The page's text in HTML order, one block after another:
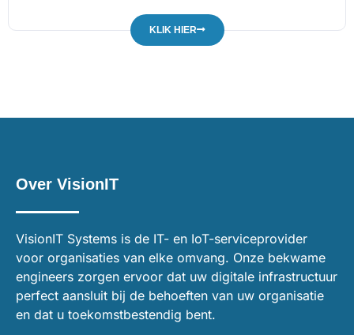
KLIK HIER
Over VisionIT
VisionIT Systems is de IT- en IoT-serviceprovider
voor organisaties van elke omvang. Onze bekwame
engineers zorgen ervoor dat uw digitale infrastructuur
perfect aansluit bij de behoeften van uw organisatie
en dat u toekomstbestendig bent.